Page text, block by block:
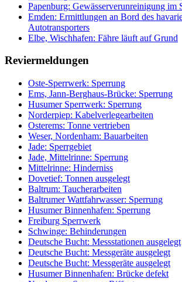
Papenburg: Gewässerverunreinigung im
Emden: Ermittlungen an Bord des
Autotransporters
Elbe, Wischhafen: Fähre läuft auf Grund
Reviermeldungen
Oste-Sperrwerk: Sperrung
Ems, Jann-Berghaus-Brücke: Sperrung
Husumer Sperrwerk: Sperrung
Norderpiep: Kabelverlegearbeiten
Osterems: Tonne vertrieben
Weser, Nordenham: Bauarbeiten
Jade: Sperrgebiet
Jade, Mittelrinne: Sperrung
Mittelrinne: Hinderniss
Dovetief: Tonnen ausgelegt
Baltrum: Taucherarbeiten
Baltrumer Wattfahrwasser: Sperrung
Husumer Binnenhafen: Sperrung
Freiburg Sperrwerk
Schwinge: Behinderungen
Deutsche Bucht: Messstationen ausgelegt
Deutsche Bucht: Messgeräte ausgelegt
Deutsche Bucht: Messgeräte ausgelegt
Husumer Binnenhafen: Brücke defekt